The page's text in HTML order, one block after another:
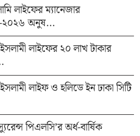
লাইফের ম্যানেজার
২০২৬ অনুষ...
ইসলামী লাইফের ২০ লাখ টাকার
লাইফ ও হলিডে ইন ঢাকা সিটি
পিএলসি’র অর্ধ-বার্ষিক